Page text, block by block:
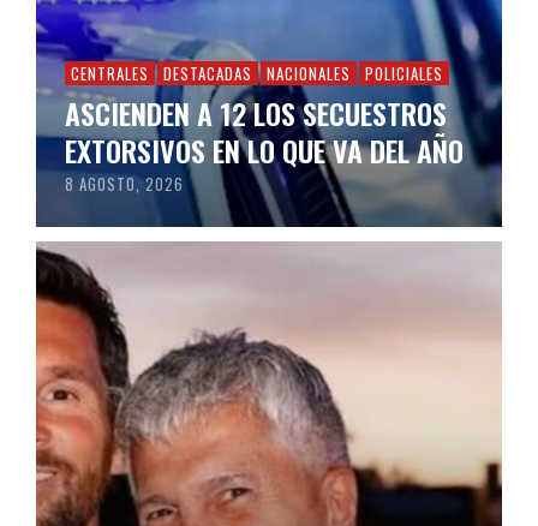
CENTRALES DESTACADAS NACIONALES POLICIALES
ASCIENDEN A 12 LOS SECUESTROS
EXTORSIVOS EN LO QUE VA DEL AÑO
8 AGOSTO, 2026